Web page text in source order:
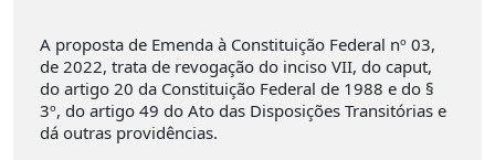
A proposta de Emenda à Constituição Federal nº 03,
de 2022, trata de revogação do inciso VII, do caput,
do artigo 20 da Constituição Federal de 1988 e do §
3º, do artigo 49 do Ato das Disposições Transitórias e
dá outras providências.